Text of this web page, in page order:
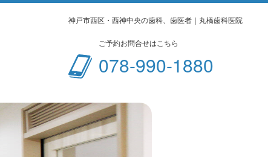
神戸市西区・西神中央の歯科、歯医者｜丸橋歯科医院
ご予約お問合せはこちら
078-990-1880